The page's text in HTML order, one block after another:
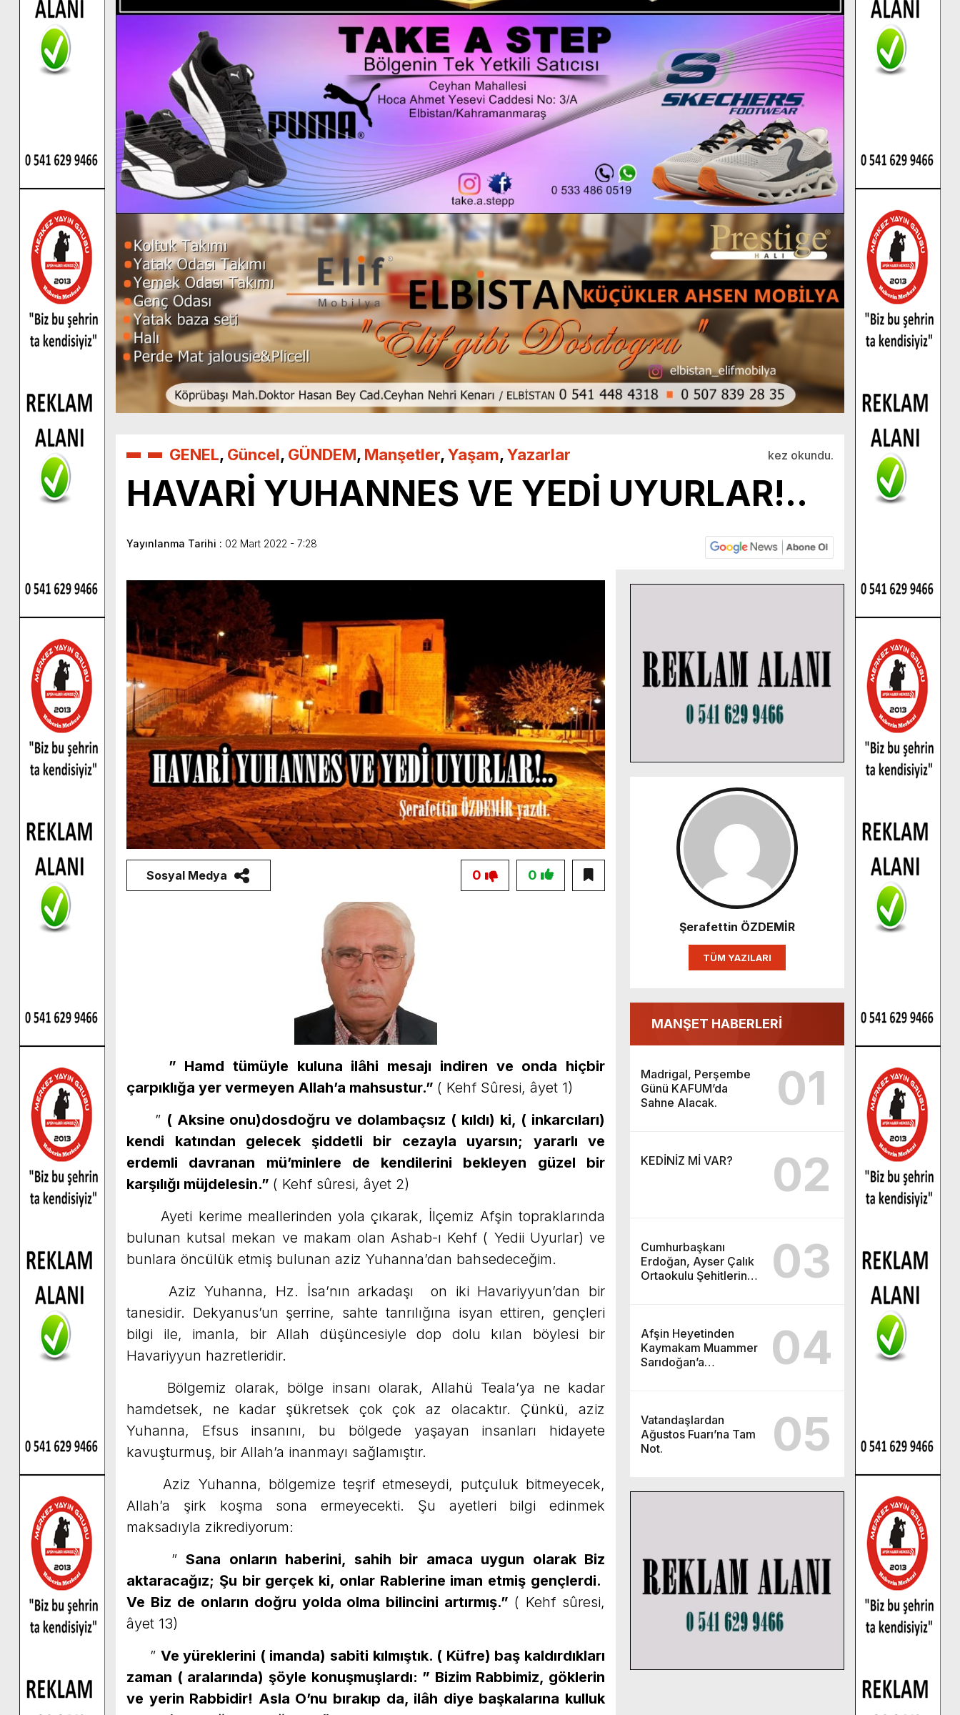
GENEL, Güncel, GÜNDEM, Manşetler,Yaşam,Yazarlar kez okundu.
HAVARİ YUHANNES VE YEDİ UYURLAR!..
Yayınlanma Tarihi : 02 Mart 2022 - 7:28
Şerafettin ÖZDEMİR
TÜM YAZILARI
MANŞET HABERLERİ
Madrigal, Perşembe
Günü KAFUM’da
Sahne Alacak.
01
KEDİNİZ Mİ VAR? 02
Cumhurbaşkanı
Erdoğan, Ayser Çalık
Ortaokulu Şehitlerinin
03
Afşin Heyetinden
Kaymakam Muammer
Sarıdoğan’a
04
Vatandaşlardan
Ağustos Fuarı’na Tam
Not.
05
Sosyal Medya 0
0
” Hamd tümüyle kuluna ilâhi mesajı indiren ve onda hiçbir
çarpıklığa yer vermeyen Allah’a mahsustur.” ( Kehf Sûresi, âyet 1)
” ( Aksine onu)dosdoğru ve dolambaçsız ( kıldı) ki, ( inkarcıları)
kendi katından gelecek şiddetli bir cezayla uyarsın; yararlı ve
erdemli davranan mü’minlere de kendilerini bekleyen güzel bir
karşılığı müjdelesin.” ( Kehf sûresi, âyet 2)
Ayeti kerime meallerinden yola çıkarak, İlçemiz Afşin topraklarında
bulunan kutsal mekan ve makam olan Ashab-ı Kehf ( Yedii Uyurlar) ve
bunlara öncülük etmiş bulunan aziz Yuhanna’dan bahsedeceğim.
Aziz Yuhanna, Hz. İsa’nın arkadaşı on iki Havariyyun’dan bir
tanesidir. Dekyanus’un şerrine, sahte tanrılığına isyan ettiren, gençleri
bilgi ile, imanla, bir Allah düşüncesiyle dop dolu kılan böylesi bir
Havariyyun hazretleridir.
Bölgemiz olarak, bölge insanı olarak, Allahü Teala’ya ne kadar
hamdetsek, ne kadar şükretsek çok çok az olacaktır. Çünkü, aziz
Yuhanna, Efsus insanını, bu bölgede yaşayan insanları hidayete
kavuşturmuş, bir Allah’a inanmayı sağlamıştır.
Aziz Yuhanna, bölgemize teşrif etmeseydi, putçuluk bitmeyecek,
Allah’a şirk koşma sona ermeyecekti. Şu ayetleri bilgi edinmek
maksadıyla zikrediyorum:
” Sana onların haberini, sahih bir amaca uygun olarak Biz
aktaracağız; Şu bir gerçek ki, onlar Rablerine iman etmiş gençlerdi.
Ve Biz de onların doğru yolda olma bilincini artırmış.” ( Kehf sûresi,
âyet 13)
” Ve yüreklerini ( imanda) sabiti kılmıştık. ( Küfre) baş kaldırdıkları
zaman ( aralarında) şöyle konuşmuşlardı: ” Bizim Rabbimiz, göklerin
ve yerin Rabbidir! Asla O’nu bırakıp da, ilâh diye başkalarına kulluk